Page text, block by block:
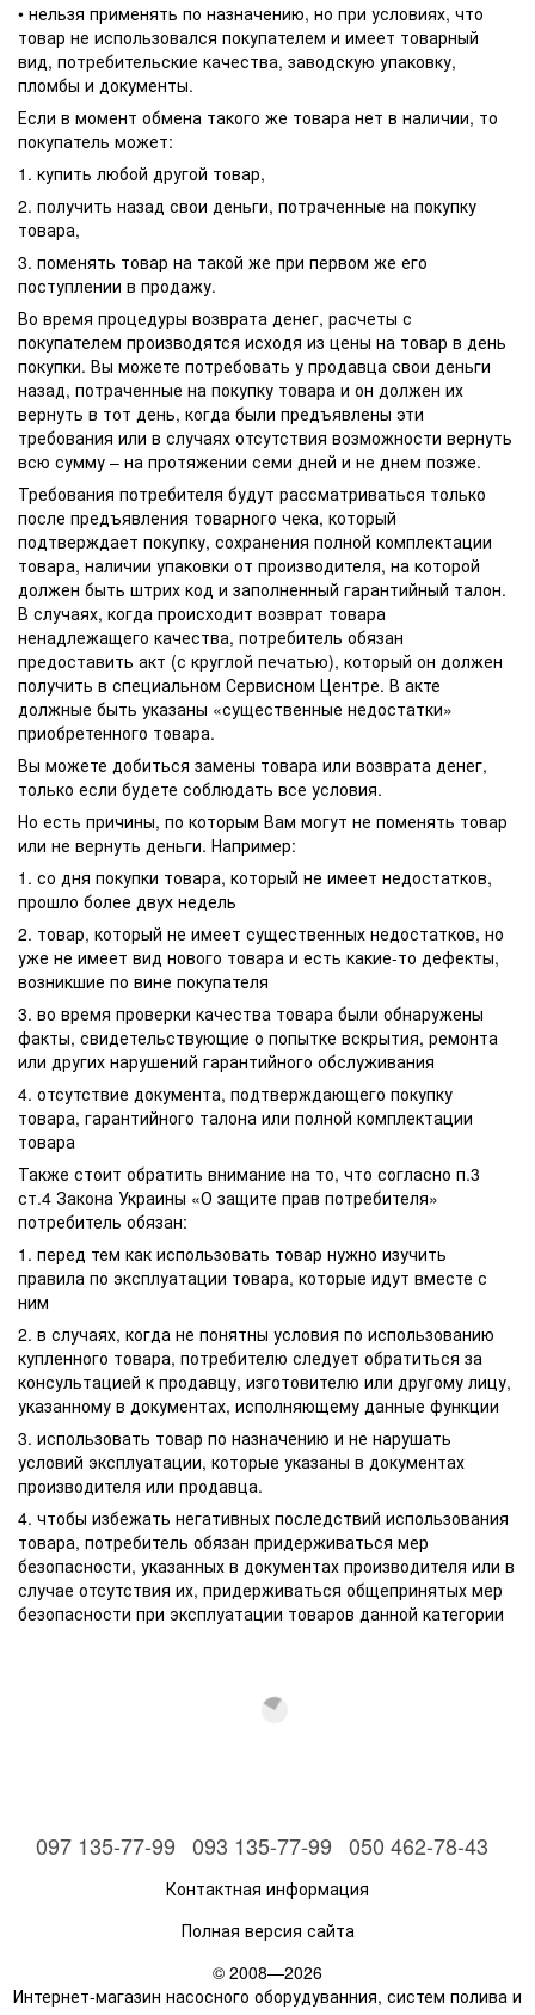
• нельзя применять по назначению, но при условиях, что
товар не использовался покупателем и имеет товарный
вид, потребительские качества, заводскую упаковку,
пломбы и документы.
Если в момент обмена такого же товара нет в наличии, то
покупатель может:
1. купить любой другой товар,
2. получить назад свои деньги, потраченные на покупку
товара,
3. поменять товар на такой же при первом же его
поступлении в продажу.
Во время процедуры возврата денег, расчеты с
покупателем производятся исходя из цены на товар в день
покупки. Вы можете потребовать у продавца свои деньги
назад, потраченные на покупку товара и он должен их
вернуть в тот день, когда были предъявлены эти
требования или в случаях отсутствия возможности вернуть
всю сумму – на протяжении семи дней и не днем позже.
Требования потребителя будут рассматриваться только
после предъявления товарного чека, который
подтверждает покупку, сохранения полной комплектации
товара, наличии упаковки от производителя, на которой
должен быть штрих код и заполненный гарантийный талон.
В случаях, когда происходит возврат товара
ненадлежащего качества, потребитель обязан
предоставить акт (с круглой печатью), который он должен
получить в специальном Сервисном Центре. В акте
должные быть указаны «существенные недостатки»
приобретенного товара.
Вы можете добиться замены товара или возврата денег,
только если будете соблюдать все условия.
Но есть причины, по которым Вам могут не поменять товар
или не вернуть деньги. Например:
1. со дня покупки товара, который не имеет недостатков,
прошло более двух недель
2. товар, который не имеет существенных недостатков, но
уже не имеет вид нового товара и есть какие-то дефекты,
возникшие по вине покупателя
3. во время проверки качества товара были обнаружены
факты, свидетельствующие о попытке вскрытия, ремонта
или других нарушений гарантийного обслуживания
4. отсутствие документа, подтверждающего покупку
товара, гарантийного талона или полной комплектации
товара
Также стоит обратить внимание на то, что согласно п.3
ст.4 Закона Украины «О защите прав потребителя»
потребитель обязан:
1. перед тем как использовать товар нужно изучить
правила по эксплуатации товара, которые идут вместе с
ним
2. в случаях, когда не понятны условия по использованию
купленного товара, потребителю следует обратиться за
консультацией к продавцу, изготовителю или другому лицу,
указанному в документах, исполняющему данные функции
3. использовать товар по назначению и не нарушать
условий эксплуатации, которые указаны в документах
производителя или продавца.
4. чтобы избежать негативных последствий использования
товара, потребитель обязан придерживаться мер
безопасности, указанных в документах производителя или в
случае отсутствия их, придерживаться общепринятых мер
безопасности при эксплуатации товаров данной категории
097 135-77-99 093 135-77-99 050 462-78-43
Контактная информация
Полная версия сайта
© 2008—2026
Интернет-магазин насосного оборудуванния, систем полива и